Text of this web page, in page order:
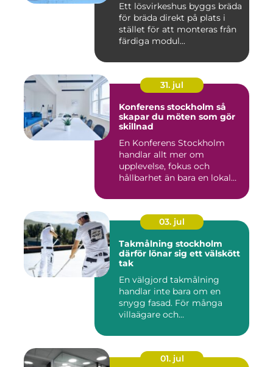
Ett lösvirkeshus byggs bräda
för bräda direkt på plats i
stället för att monteras från
färdiga modul...
31. jul
Konferens stockholm så
skapar du möten som gör
skillnad
En Konferens Stockholm
handlar allt mer om
upplevelse, fokus och
hållbarhet än bara en lokal
03. jul
Takmålning stockholm
därför lönar sig ett välskött
tak
En välgjord takmålning
handlar inte bara om en
snygg fasad. För många
villaägare och
01. jul